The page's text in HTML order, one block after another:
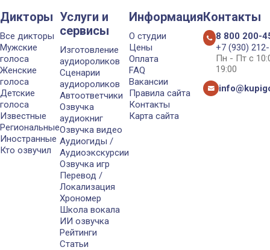
Дикторы
Все дикторы
Мужские
голоса
Женские
голоса
Детские
голоса
Известные
Региональные
Иностранные
Кто озвучил
Услуги и
сервисы
Изготовление
аудиороликов
Сценарии
аудиороликов
Автоответчики
Озвучка
аудиокниг
Озвучка видео
Аудиогиды /
Аудиоэкскурсии
Озвучка игр
Перевод /
Локализация
Хрономер
Школа вокала
ИИ озвучка
Рейтинги
Статьи
Информация
О студии
Цены
Оплата
FAQ
Вакансии
Правила сайта
Контакты
Карта сайта
Контакты
8 800 200-
+7 (930)
Пн - Пт с
19:00